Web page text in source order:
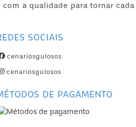
a qualidade para tornar
SOCIAIS
cenariosgulosos
cenariosgulosos
DE PAGAMENTO